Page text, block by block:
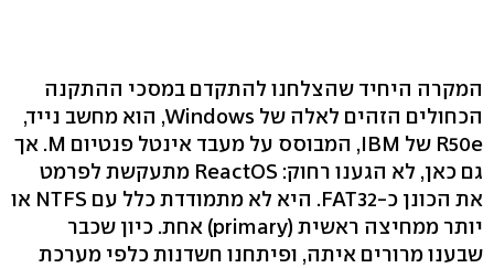
המקרה היחיד שהצלחנו להתקדם במסכי ההתקנה
הכחולים הזהים לאלה של Windows, הוא מחשב נייד,
R50e של IBM, המבוסס על מעבד אינטל פנטיום M. אך
גם כאן, לא הגענו רחוק: ReactOS מתעקשת לפרמט
את הכונן כ-FAT32. היא לא מתמודדת כלל עם NTFS או
יותר ממחיצה ראשית (primary) אחת. כיון שכבר
שבענו מרורים איתה, ופיתחנו חשדנות כלפי מערכת